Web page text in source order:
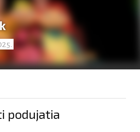
podujatia